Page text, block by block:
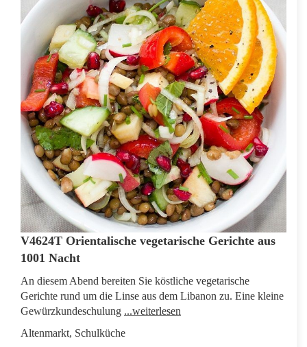
V4624T Orientalische vegetarische Gerichte aus
1001 Nacht
An diesem Abend bereiten Sie köstliche vegetarische
Gerichte rund um die Linse aus dem Libanon zu. Eine kleine
Gewürzkundeschulung ...weiterlesen
Altenmarkt, Schulküche